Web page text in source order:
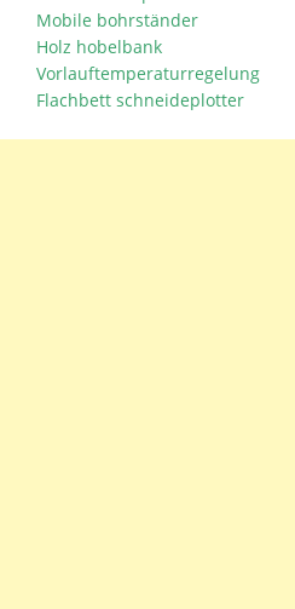
Mobile bohrständer
Holz hobelbank
Vorlauftemperaturregelung
Flachbett schneideplotter